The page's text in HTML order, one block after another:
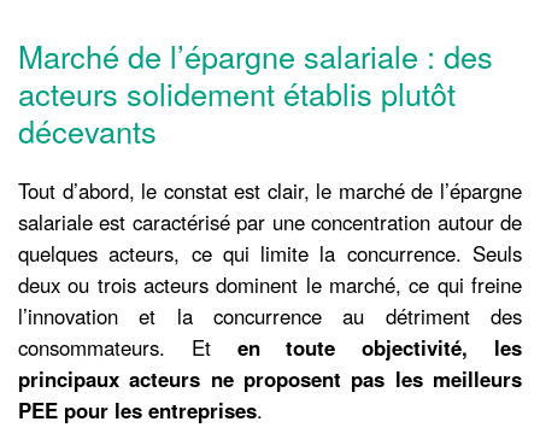
Marché de l’épargne salariale : des
acteurs solidement établis plutôt
décevants
Tout d’abord, le constat est clair, le marché de l’épargne
salariale est caractérisé par une concentration autour de
quelques acteurs, ce qui limite la concurrence. Seuls
deux ou trois acteurs dominent le marché, ce qui freine
l’innovation et la concurrence au détriment des
consommateurs. Et en toute objectivité, les
principaux acteurs ne proposent pas les meilleurs
PEE pour les entreprises.